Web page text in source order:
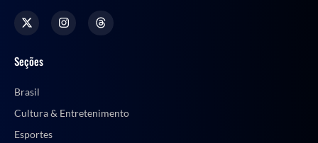
Seções
Brasil
Cultura & Entretenimento
Esportes